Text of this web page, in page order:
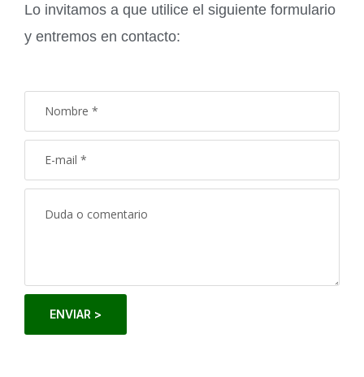
Lo invitamos a que utilice el siguiente formulario
y entremos en contacto:
ENVIAR >